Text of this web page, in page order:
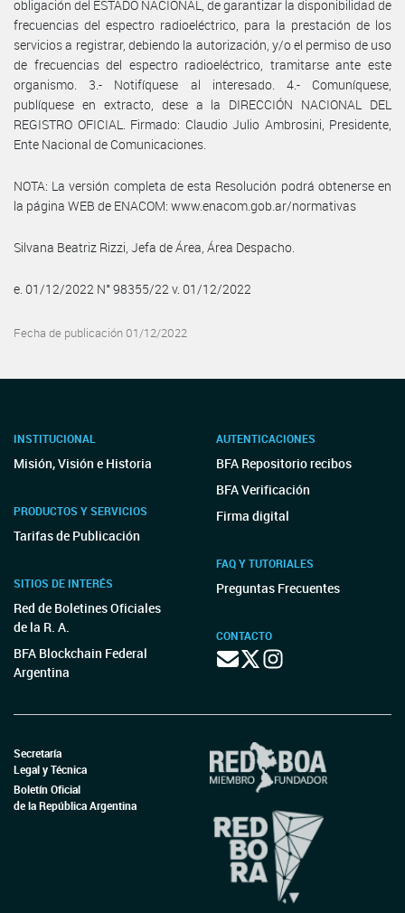
obligación del ESTADO NACIONAL, de garantizar la disponibilidad de
frecuencias del espectro radioeléctrico, para la prestación de los
servicios a registrar, debiendo la autorización, y/o el permiso de uso
de frecuencias del espectro radioeléctrico, tramitarse ante este
organismo. 3.- Notifíquese al interesado. 4.- Comuníquese,
publíquese en extracto, dese a la DIRECCIÓN NACIONAL DEL
REGISTRO OFICIAL. Firmado: Claudio Julio Ambrosini, Presidente,
Ente Nacional de Comunicaciones.
NOTA: La versión completa de esta Resolución podrá obtenerse en
la página WEB de ENACOM: www.enacom.gob.ar/normativas
Silvana Beatriz Rizzi, Jefa de Área, Área Despacho.
e. 01/12/2022 N° 98355/22 v. 01/12/2022
Fecha de publicación 01/12/2022
INSTITUCIONAL
Misión, Visión e Historia
PRODUCTOS Y SERVICIOS
Tarifas de Publicación
SITIOS DE INTERÉS
Red de Boletines Oficiales
de la R. A.
BFA Blockchain Federal
Argentina
AUTENTICACIONES
BFA Repositorio recibos
BFA Verificación
Firma digital
FAQ Y TUTORIALES
Preguntas Frecuentes
CONTACTO
Secretaría
Legal y Técnica
Boletín Oficial
de la República Argentina